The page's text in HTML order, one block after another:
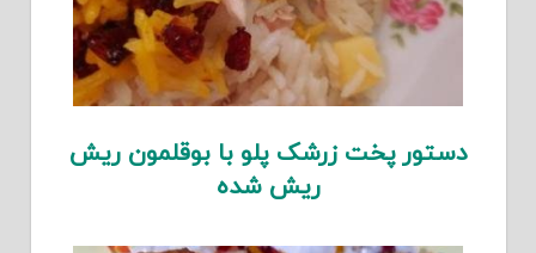
دستور پخت زرشک پلو با بوقلمون ریش
ریش شده